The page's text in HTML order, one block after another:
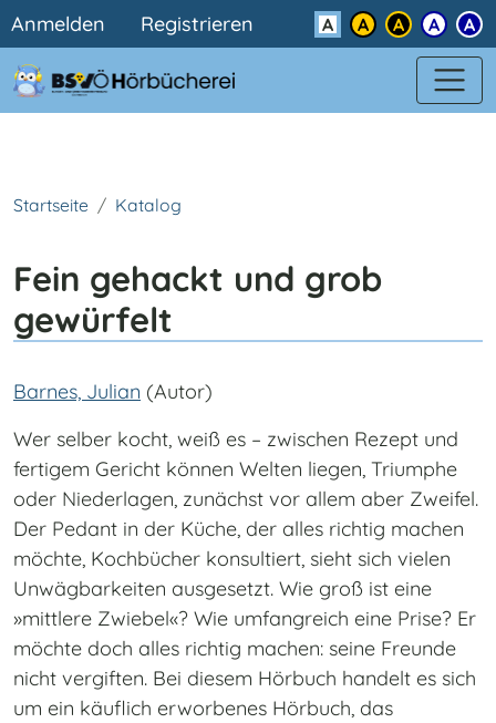
Direkt zum Inhalt
Benutzermenü
Anmelden Registrieren Kontrast
Startseite Katalog
Fein gehackt und grob
gewürfelt
Barnes, Julian (Autor)
Wer selber kocht, weiß es – zwischen Rezept und
fertigem Gericht können Welten liegen, Triumphe
oder Niederlagen, zunächst vor allem aber Zweifel.
Der Pedant in der Küche, der alles richtig machen
möchte, Kochbücher konsultiert, sieht sich vielen
Unwägbarkeiten ausgesetzt. Wie groß ist eine
»mittlere Zwiebel«? Wie umfangreich eine Prise? Er
möchte doch alles richtig machen: seine Freunde
nicht vergiften. Bei diesem Hörbuch handelt es sich
um ein käuflich erworbenes Hörbuch, das